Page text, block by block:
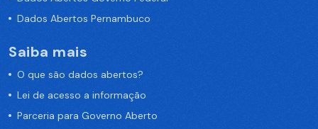
Dados Abertos Pernambuco
Saiba mais
O que são dados abertos?
Lei de acesso a informação
Parceria para Governo Aberto